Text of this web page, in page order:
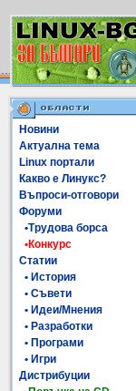
Новини
Актуална тема
Linux портали
Какво е Линукс?
Въпроси-отговори
Форуми
•Трудова борса
•Конкурс
Статии
• История
• Съвети
• Идеи/Мнения
• Разработки
• Програми
• Игри
Дистрибуции